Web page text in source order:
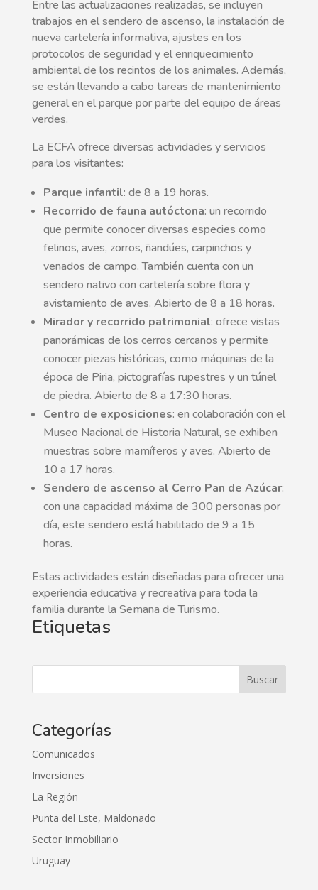
Entre las actualizaciones realizadas, se incluyen
trabajos en el sendero de ascenso, la instalación de
nueva cartelería informativa, ajustes en los
protocolos de seguridad y el enriquecimiento
ambiental de los recintos de los animales. Además,
se están llevando a cabo tareas de mantenimiento
general en el parque por parte del equipo de áreas
verdes.
La ECFA ofrece diversas actividades y servicios
para los visitantes:
Parque infantil: de 8 a 19 horas.
Recorrido de fauna autóctona: un recorrido
que permite conocer diversas especies como
felinos, aves, zorros, ñandúes, carpinchos y
venados de campo. También cuenta con un
sendero nativo con cartelería sobre flora y
avistamiento de aves. Abierto de 8 a 18 horas.
Mirador y recorrido patrimonial: ofrece vistas
panorámicas de los cerros cercanos y permite
conocer piezas históricas, como máquinas de la
época de Piria, pictografías rupestres y un túnel
de piedra. Abierto de 8 a 17:30 horas.
Centro de exposiciones: en colaboración con el
Museo Nacional de Historia Natural, se exhiben
muestras sobre mamíferos y aves. Abierto de
10 a 17 horas.
Sendero de ascenso al Cerro Pan de Azúcar:
con una capacidad máxima de 300 personas por
día, este sendero está habilitado de 9 a 15
horas.
Estas actividades están diseñadas para ofrecer una
experiencia educativa y recreativa para toda la
familia durante la Semana de Turismo.
Etiquetas
Buscar
Categorías
Comunicados
Inversiones
La Región
Punta del Este, Maldonado
Sector Inmobiliario
Uruguay